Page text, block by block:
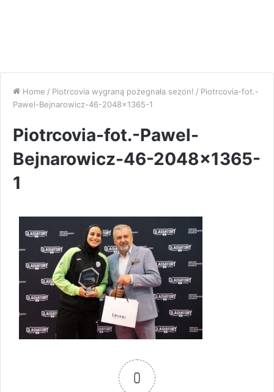
Home / Piotrcovia wygraną pożegnała sezon! / Piotrcovia-fot.-
Pawel-Bejnarowicz-46-2048×1365-1
Piotrcovia-fot.-Pawel-
Bejnarowicz-46-2048×1365-
1
0